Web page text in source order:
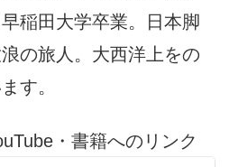
稲田大学卒業。日本脚
の旅人。大西洋上をの
す。
・書籍へのリンク